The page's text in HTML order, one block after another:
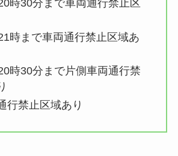
時30分まで車両通行禁止区
時まで車両通行禁止区域あ
時30分まで片側車両通行禁
行禁止区域あり